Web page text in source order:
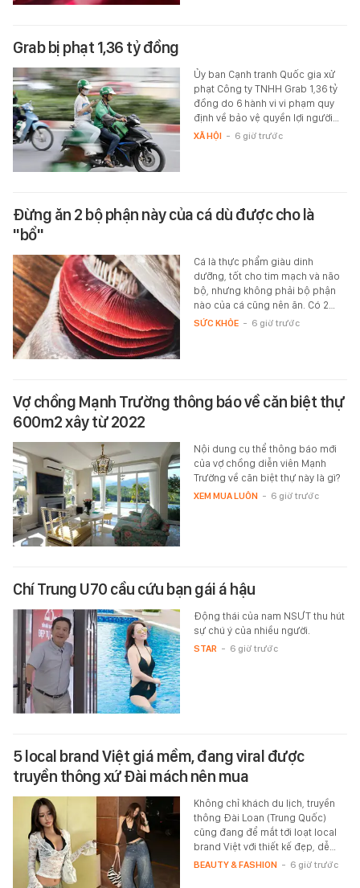
Grab bị phạt 1,36 tỷ đồng
Ủy ban Cạnh tranh Quốc gia xử
phạt Công ty TNHH Grab 1,36 tỷ
đồng do 6 hành vi vi phạm quy
định về bảo vệ quyền lợi người…
XÃ HỘI - 6 giờ trước
Đừng ăn 2 bộ phận này của cá dù được cho là
"bổ"
Cá là thực phẩm giàu dinh
dưỡng, tốt cho tim mạch và não
bộ, nhưng không phải bộ phận
nào của cá cũng nên ăn. Có 2…
SỨC KHỎE - 6 giờ trước
Vợ chồng Mạnh Trường thông báo về căn biệt thự
600m2 xây từ 2022
Nội dung cụ thể thông báo mới
của vợ chồng diễn viên Mạnh
Trường về căn biệt thự này là gì?
XEM MUA LUÔN - 6 giờ trước
Chí Trung U70 cầu cứu bạn gái á hậu
Động thái của nam NSƯT thu hút
sự chú ý của nhiều người.
STAR - 6 giờ trước
5 local brand Việt giá mềm, đang viral được
truyền thông xứ Đài mách nên mua
Không chỉ khách du lịch, truyền
thông Đài Loan (Trung Quốc)
cũng đang để mắt tới loạt local
brand Việt với thiết kế đẹp, dễ…
BEAUTY & FASHION - 6 giờ trước